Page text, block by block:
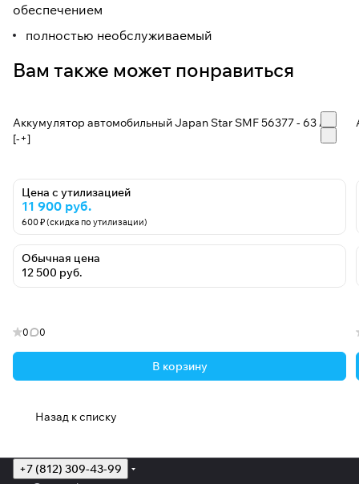
обеспечением
полностью необслуживаемый
Вам также может понравиться
Аккумулятор автомобильный Japan Star SMF 56377 - 63 А/ч
[-+]
Цена с утилизацией
11 900 руб.
600 ₽ (скидка по утилизации)
Обычная цена
12 500 руб.
0 0
В корзину
Назад к списку
+7 (812) 309-43-99